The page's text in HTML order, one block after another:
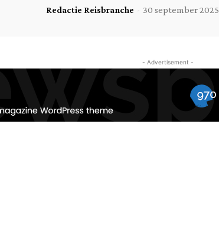
Redactie Reisbranche - 30 september 2025
- Advertisement -